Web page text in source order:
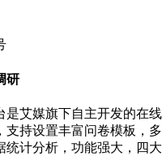
研
是艾媒旗下自主开发的在
支持设置丰富问卷模板，
统计分析，功能强大，四